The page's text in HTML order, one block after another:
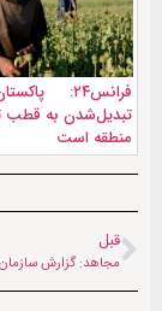
فرانس۲۴:
تبدیل‌شدن به قطب
منطقه است
قبل